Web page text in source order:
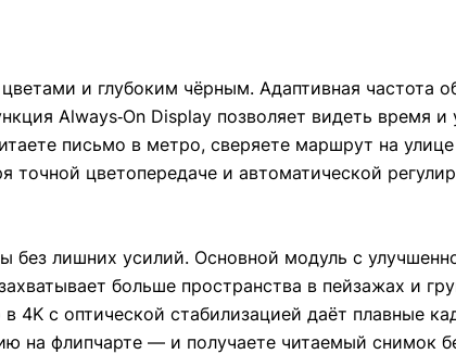
и глубоким чёрным. Адаптивная частота
Always‑On Display позволяет видеть время
письмо в метро, сверяете маршрут на
точной цветопередаче и автоматической
без лишних усилий. Основной модуль с
больше пространства в пейзажах и
4K с оптической стабилизацией даёт плавные
на флипчарте — и получаете читаемый снимок